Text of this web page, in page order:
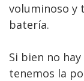
voluminoso y
batería.
Si bien no
tenemos la